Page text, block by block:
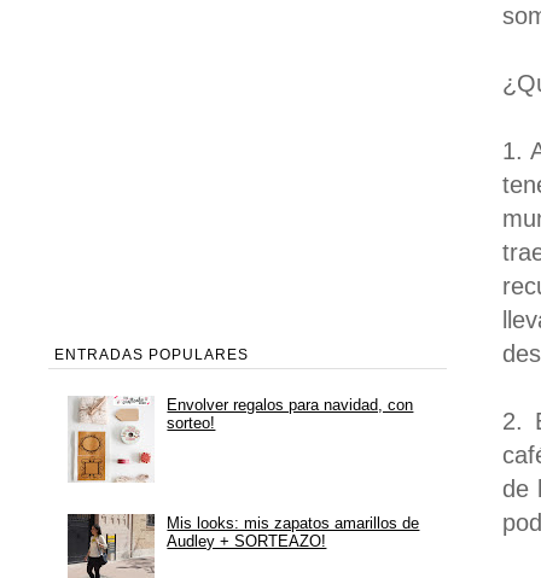
1.
2.
de
ENTRADAS POPULARES
Envolver regalos para navidad, con
sorteo!
Mis looks: mis zapatos amarillos de
Audley + SORTEAZO!